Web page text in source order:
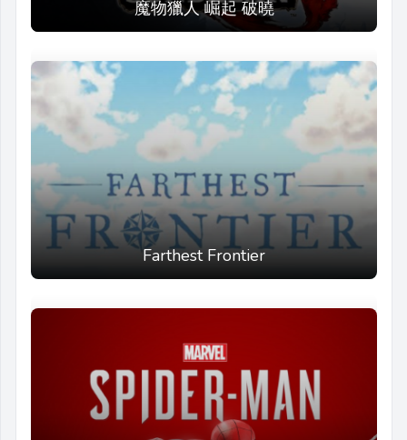
魔物獵人 崛起 破曉
Farthest Frontier